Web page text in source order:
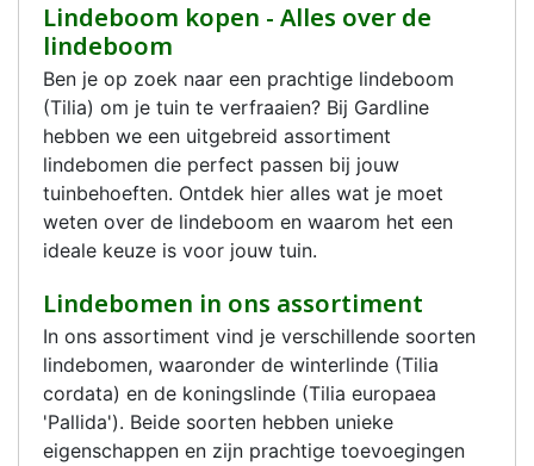
Lindeboom kopen - Alles over de
lindeboom
Ben je op zoek naar een prachtige lindeboom
(Tilia) om je tuin te verfraaien? Bij Gardline
hebben we een uitgebreid assortiment
lindebomen die perfect passen bij jouw
tuinbehoeften. Ontdek hier alles wat je moet
weten over de lindeboom en waarom het een
ideale keuze is voor jouw tuin.
Lindebomen in ons assortiment
In ons assortiment vind je verschillende soorten
lindebomen, waaronder de winterlinde (Tilia
cordata) en de koningslinde (Tilia europaea
'Pallida'). Beide soorten hebben unieke
eigenschappen en zijn prachtige toevoegingen